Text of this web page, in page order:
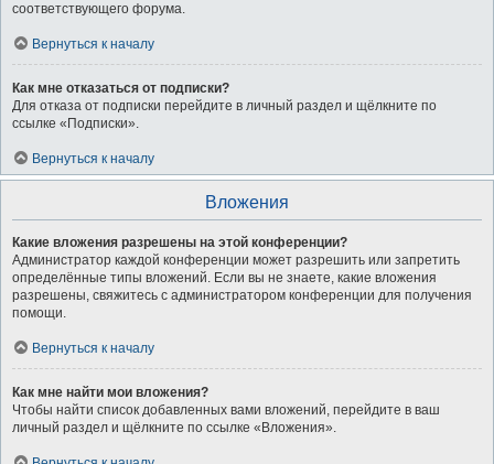
соответствующего форума.
Вернуться к началу
Как мне отказаться от подписки?
Для отказа от подписки перейдите в личный раздел и щёлкните по
ссылке «Подписки».
Вернуться к началу
Вложения
Какие вложения разрешены на этой конференции?
Администратор каждой конференции может разрешить или запретить
определённые типы вложений. Если вы не знаете, какие вложения
разрешены, свяжитесь с администратором конференции для получения
помощи.
Вернуться к началу
Как мне найти мои вложения?
Чтобы найти список добавленных вами вложений, перейдите в ваш
личный раздел и щёлкните по ссылке «Вложения».